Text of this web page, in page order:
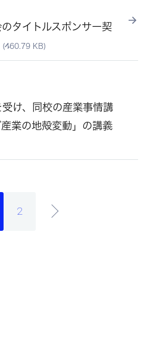
タイトルスポンサー契
(460.79 KB)
け、同校の産業事情講
業の地殻変動」の講義
2